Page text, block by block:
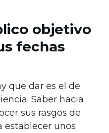
objetivo
fechas
que dar es el de
Saber hacia
sus rasgos de
establecer unos